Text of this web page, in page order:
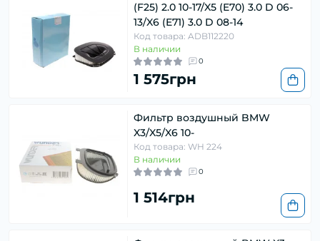
(F25) 2.0 10-17/X5 (E70) 3.0 D 06-
13/X6 (E71) 3.0 D 08-14
Код товара: ADB112220
В наличии
0
1 575грн
Фильтр воздушный BMW
X3/X5/X6 10-
Код товара: WH 224
В наличии
0
1 514грн